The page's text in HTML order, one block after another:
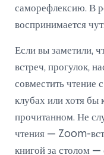
саморефлексию. В
воспринимается
Если вы заметили,
встреч, прогулок,
совместить
клубах или хотя бы
прочитанном. Не
чтения — Zoom-
книгой за столом